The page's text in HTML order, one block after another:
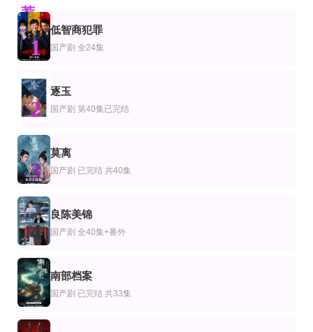
荐
全集
不服输的瑜伽女神
全集
开局遭构陷，燕王掌乾坤
更新至02集
战斗之地
全集
这个兵王太无敌
已完结 共10集
多思年华
全8集
邪恶律师
更新至第3集
记忆管理局
大猴,染兔,默伶,虚元
完结
极度空灵
陶大宇,郑伊健,蔡少芬,欧瑞伟,林家栋,罗嘉良,陈美琪,杨羚
全集
离婚吧，叶小姐她不忍了
纪俊良＆郝韵
第3集
强迫恋爱的社会
金素慧,金英才,徐敏静,姜伊书,河约瑟
已完结
EU超时任务国语
王浩信,朱千雪,袁伟豪,单立文,苟芸慧,谭凯琪,朱晨丽,刘佩玥,潘志文,吕姗,林伟,罗
第2集
第三心属
萨澜·鲁杰耶拉塔纳福拉潘,纳塔西特·尤阿瑞克西,塔萨彭·维瓦隆,纳塔奇·司隶
鬼咁够运国语
郑则士,叶德娴,梁朝伟,关礼杰
重生山野，我把山货卖爆了
杨馥羽＆邵郸倾＆江路祺
一朝成名
王佳璇,田甜一
1
低智商犯罪
国产剧 全24集
2
逐玉
国产剧 第40集已完结
3
莫离
国产剧 已完结 共40集
4
良陈美锦
国产剧 全40集+番外
5
南部档案
国产剧 已完结 共33集